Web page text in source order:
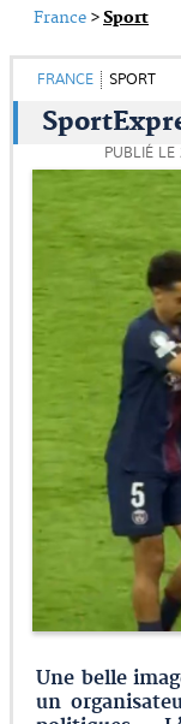
France >Sport
FRANCE SPORT
PUBLIÉ LE
Une belle
un